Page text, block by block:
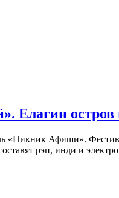
Елагин
Афиши».
рэп, инди и